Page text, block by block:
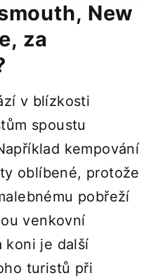
New
za
v blízkosti
spoustu
kempování
oblíbené, protože
pobřeží
venkovní
koni je další
turistů při